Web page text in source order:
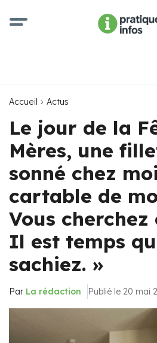
Accueil Actus
Le jour de la
Mères, une
sonné chez
cartable de
Vous cherchez
Il est temps
sachiez. »
Par La rédaction Publié le 20 mai